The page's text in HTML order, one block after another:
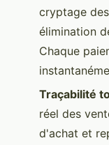
cryptage
élimination
Chaque
Traçabilité
réel des
d'achat et